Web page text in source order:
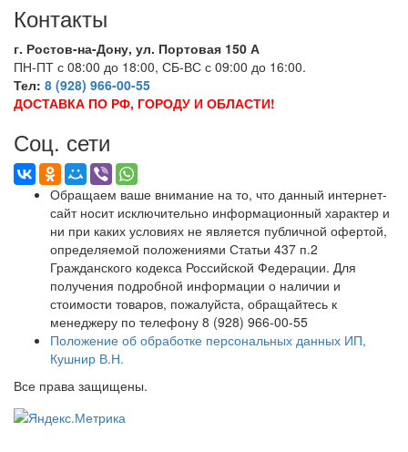
Контакты
г. Ростов-на-Дону, ул. Портовая 150 А
ПН-ПТ с 08:00 до 18:00, СБ-ВС с 09:00 до 16:00.
Тел: 8 (928) 966-00-55
ДОСТАВКА ПО РФ, ГОРОДУ И ОБЛАСТИ!
Соц. сети
Обращаем ваше внимание на то, что данный интернет-
сайт носит исключительно информационный характер и
ни при каких условиях не является публичной офертой,
определяемой положениями Статьи 437 п.2
Гражданского кодекса Российской Федерации. Для
получения подробной информации о наличии и
стоимости товаров, пожалуйста, обращайтесь к
менеджеру по телефону 8 (928) 966-00-55
Положение об обработке персональных данных ИП,
Кушнир В.Н.
Все права защищены.